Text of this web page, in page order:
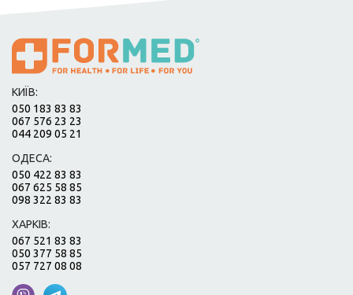
КИЇВ:
050 183 83 83
067 576 23 23
044 209 05 21
ОДЕСА:
050 422 83 83
067 625 58 85
098 322 83 83
ХАРКІВ:
067 521 83 83
050 377 58 85
057 727 08 08